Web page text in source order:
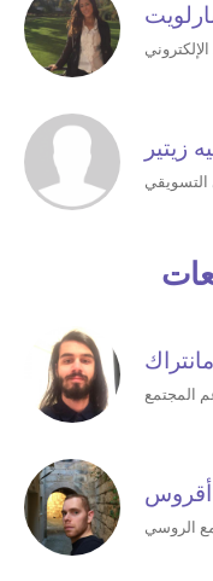
زيتير
التسويقي
مانتراك
المجتمع
أقروس
الروسي